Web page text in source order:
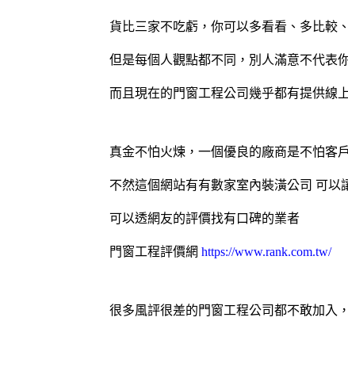
貨比三家不吃虧，你可以多看看、多比較
但是每個人觀點都不同，別人滿意不代表
而且現在的門窗工程公司幾乎都有提供線
真金不怕火煉，一個優良的廠商是不怕客
不然這個網站有有數家室內裝潢公司 可以
可以透網友的評價找有口碑的業者
門窗工程評價網 https://www.rank.com.tw/
很多風評很差的門窗工程公司都不敢加入